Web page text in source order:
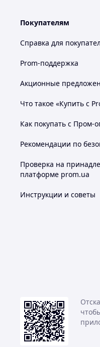
Покупателям
Справка для
Prom-поддержка
Акционные
Что такое «Купить с
Как покупать с Пром-
Рекомендации по
Проверка на
платформе prom.ua
Инструкции и советы